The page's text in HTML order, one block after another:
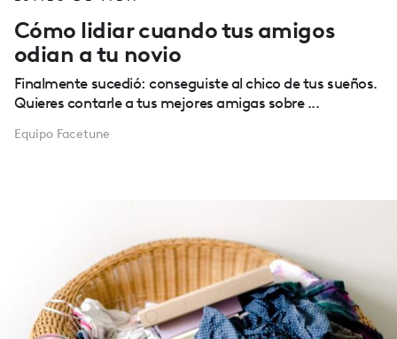
Cómo lidiar cuando tus amigos
odian a tu novio
Finalmente sucedió: conseguiste al chico de tus sueños.
Quieres contarle a tus mejores amigas sobre ...
Equipo Facetune